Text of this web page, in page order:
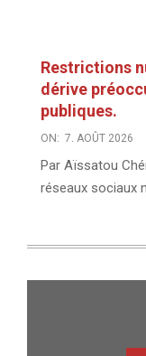
Restrictions
dérive
publiques.
ON: 7. AOÛT 2026
Par Aïssatou
réseaux sociaux